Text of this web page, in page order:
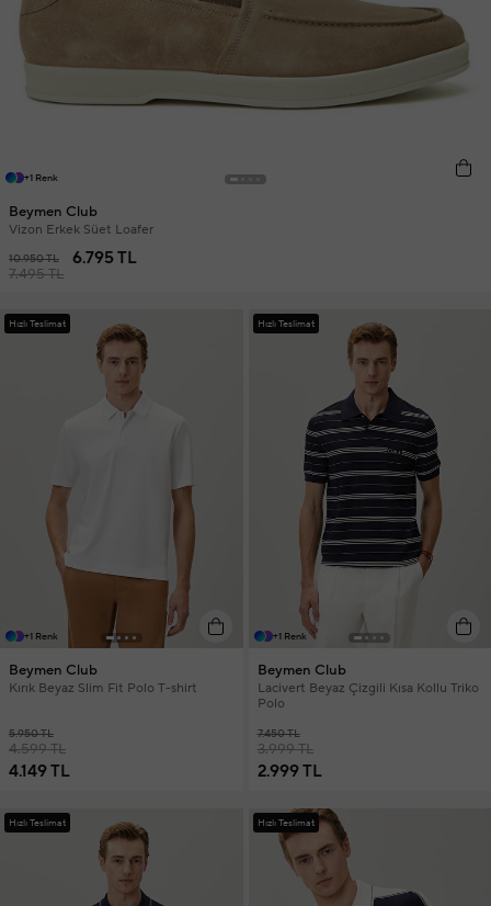
+1 Renk
Beymen Club
Vizon Erkek Süet Loafer
10.950 TL
7.495 TL
6.795 TL
Hızlı Teslimat
+1 Renk
Beymen Club
Kırık Beyaz Slim Fit Polo T-shirt
5.950 TL
4.599 TL
4.149 TL
Hızlı Teslimat
+1 Renk
Beymen Club
Lacivert Beyaz Çizgili Kısa Kollu Triko
Polo
7.450 TL
3.999 TL
2.999 TL
Hızlı Teslimat Hızlı Teslimat